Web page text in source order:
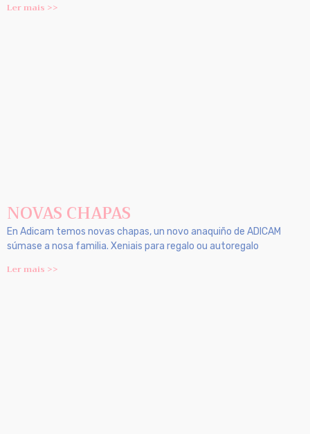
Ler mais >>
NOVAS CHAPAS
En Adicam temos novas chapas, un novo anaquiño de ADICAM
súmase a nosa familia. Xeniais para regalo ou autoregalo
Ler mais >>